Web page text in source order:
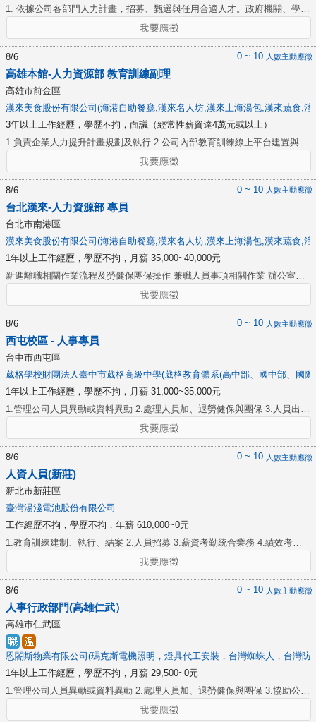
related to the management of all hotel personnel to ensure the
maintenance of a positive and productive employment environment. 5.
Monitor for fair and consistent application. 6. Ensure compliance with all
State and Federal laws as well as regulations and court rulings that pertain
to Human Resources by reviewing current management practices,
implementing new procedures, and communicating verbally and in writing
any new requirements. Assist with the Affirmative Action program. 7.
Ensures the security and confidentiality of the HR Department is strictly
adhered to.
1. 依據公司各部門人力計畫，招募、甄選與任用合適人才。政府機關、學校
機關之申請及招募相關經驗。 2. 建置與維護企業內部人力資源之相關紀
錄。 3. 規劃、指導與協調所有與員工相關的問題。 4.外籍員工管理，包含
工作證申請、移工問題處理等。 5. 規劃公司整體教育訓練計畫，進行訓練
與發展之需求分析、執行與成效評估。 6. 進行工作分析，作為日後部門進
行職務盤點、職務分配、人力配置、部門職掌及職務說明書建立時的參考依
據。 7. 政府相關補助專案配合與執行。TTQS/人提/充電起飛之申請、辨
訓、排課、內講、及核銷相關經驗。 8.其他主管交辦事項。
8/6
高雄本館-人力資源部 教育訓練副理
高雄市前金區
漢來美食股份有限公司(海港自助餐廳,漢來名人坊,漢來上海湯包,漢來蔬食,
3年以上工作經歷，學歷不拘，面議（經常性薪資達4萬元或以上）
0 ~ 10 人數主動應徵
1.負責企業人力提升計畫規劃及執行 2.公司內部教育訓練線上平台建置與維
護 3.執行招募活動、協助校園徵才 4.維護及開發招募管道 5.高職學校-建教
合作申辦與關係維護 6.大專院校-實習合作、在職專班、產學攜手專班申辦
作業與管系維護 7.各種國籍員工招募作業 8.配合總公司辦理訓練、員工關
懷作業 9.其他主管交辦事項 ※熟飛騰HR系統及育碁HRD系統者佳
8/6
台北漢來-人力資源部 專員
台北市南港區
漢來美食股份有限公司(海港自助餐廳,漢來名人坊,漢來上海湯包,漢來蔬食,
1年以上工作經歷，學歷不拘，月薪 35,000~40,000元
0 ~ 10 人數主動應徵
新進離職相關作業流程及勞健保團保操作 兼職人員事項相關作業 辦公室相
關物品採購 證照管理 協助員工餐廳之相關管理 主管交辦事項 一年以上飯店
業經驗佳 做事謹慎、細心、善於溝通及文書作業及EXCEL者佳
8/6
西屯校區 - 人事專員
台中市西屯區
葳格學校財團法人臺中市葳格高級中學(葳格教育體系(高中部、國中部、國
1年以上工作經歷，學歷不拘，月薪 31,000~35,000元
0 ~ 10 人數主動應徵
1.管理公司人員異動或資料異動 2.處理人員加、退勞健保與團保 3.人員出勤
管理，輸入匯入每日出勤表，了解人員實際出勤狀況 4.協助主管製作各類表
單，及提供人事行政作業流程 5.協助公司各部門招募 6.行政庶務支援 7.製
作公司新進人員之證件或填發離職人員之離職證明 8.登記公司新進人員各項
相關資料 9.處理員工請假、缺席、獎懲、獎金、薪給變更及其他異動資料
10.協助公司有關人事資料之查詢與答覆事項
8/6
人資人員(新莊)
新北市新莊區
臺灣湯淺電池股份有限公司
工作經歷不拘，學歷不拘，年薪 610,000~0元
0 ~ 10 人數主動應徵
1.教育訓練建制、執行、結案 2.人員招募 3.薪資考勤統合業務 4.績效考核
作業 5.人資行政業務建置與執行 6.勞保/健保/勞退作業 7.其他主管交辦事項
8/6
人事行政部門(高雄仁武）
高雄市仁武區
恩閤斯物業有限公司(瑪克斯電機照明，燈具代工安裝，台灣蜘蛛人，台灣
1年以上工作經歷，學歷不拘，月薪 29,500~0元
0 ~ 10 人數主動應徵
1.管理公司人員異動或資料異動 2.處理人員加、退勞健保與團保 3.協助公司
各部門招募 4.行政庶務支援 5.登記公司新進人員各項相關資料 6.處理員工